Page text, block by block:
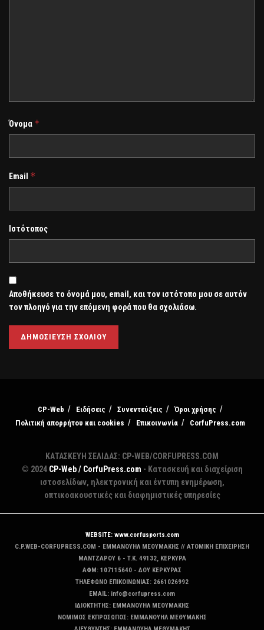
Όνομα *
Email *
Ιστότοπος
Αποθήκευσε το όνομά μου, email, και τον ιστότοπο μου σε αυτόν
τον πλοηγό για την επόμενη φορά που θα σχολιάσω.
CP-Web Ειδήσεις Συνεντεύξεις
Όροι χρήσης
Πολιτική απορρήτου και cookies
Επικοινωνία CorfuPress.com
ΚΑΤΑΣΚΕΥΗ ΣΕΛΙΔΑΣ: CP-WEB/CORFUPRESS.COM
© 2024 CP-Web / CorfuPress.com - Κατασκευή και διαχείριση
ιστοσελίδων, ηλεκτρονική και έντυπη ενημέρωση,
οπτικοακουστικές και διαφημιστικές υπηρεσίες
WEBSITE: www.corfusports.com
C.P.WEB-CORFUPRESS.COM - ΕΜΜΑΝΟΥΗΛ ΜΕΘΥΜΑΚΗΣ // ΑΤΟΜΙΚΗ ΕΠΙΧΕΙΡΗΣΗ
MANTZAΡΟΥ 6 - T.K. 49132, ΚΕΡΚΥΡΑ
ΑΦΜ: 107115640 - ΔΟΥ ΚΕΡΚΥΡΑΣ
ΤΗΛΕΦΩΝΟ ΕΠΙΚΟΙΝΩΝΙΑΣ: 2661026992
EMAIL: info@corfupress.com
ΙΔΙΟΚΤΗΤΗΣ: EMMANOYΗΛ ΜΕΘΥΜΑΚΗΣ
ΝΟΜΙΜΟΣ ΕΚΠΡΟΣΩΠΟΣ: EMMANOYΗΛ ΜΕΘΥΜΑΚΗΣ